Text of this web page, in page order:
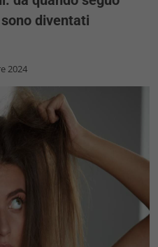
diventati
2024